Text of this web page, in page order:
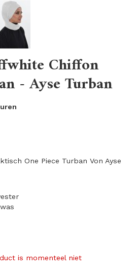
Chiffon
- Ayse Turban
One Piece Turban Von Ayse
is momenteel niet